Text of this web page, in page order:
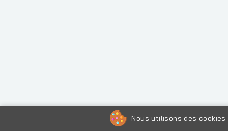
Nous utilisons des